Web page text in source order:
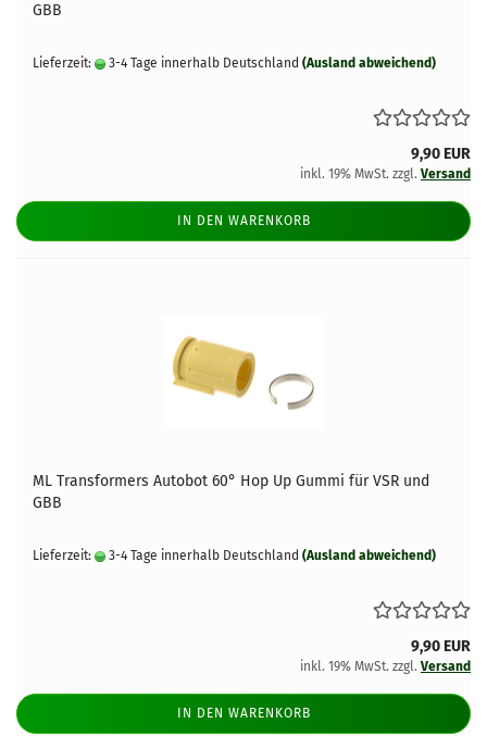
GBB
Lieferzeit: 3-4 Tage innerhalb Deutschland (Ausland abweichend)
9,90 EUR
inkl. 19% MwSt. zzgl. Versand
IN DEN WARENKORB
ML Transformers Autobot 60° Hop Up Gummi für VSR und
GBB
Lieferzeit: 3-4 Tage innerhalb Deutschland (Ausland abweichend)
9,90 EUR
inkl. 19% MwSt. zzgl. Versand
IN DEN WARENKORB